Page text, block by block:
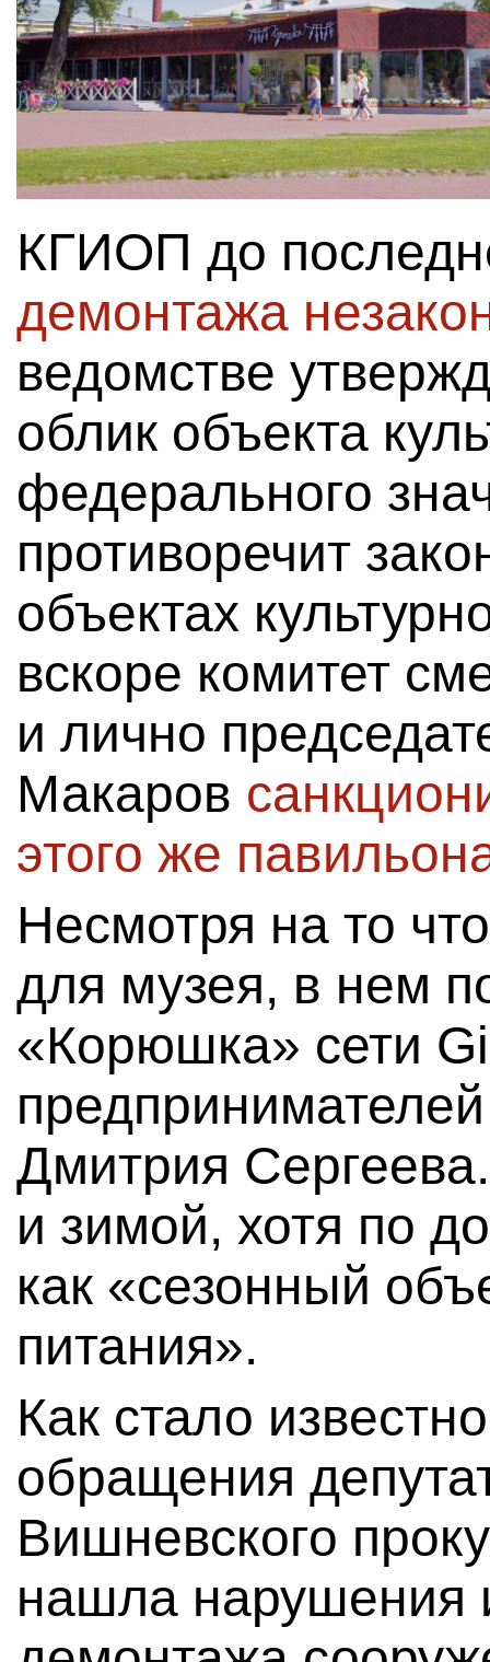
КГИОП до
демонтажа
ведомстве
облик объекта
федерального
противоречит
объектах
вскоре комитет
и лично
Макаров
этого же
Несмотря на то
для музея, в нем
«Корюшка» сети
Дмитрия
и зимой, хотя по
как «сезонный
питания».
Как стало
обращения
Вишневского
нашла нарушения